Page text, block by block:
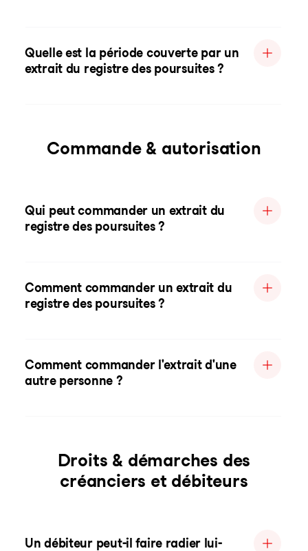
Quelle est la période couverte par un
extrait du registre des poursuites ?
Commande & autorisation
Qui peut commander un extrait du
registre des poursuites ?
Comment commander un extrait du
registre des poursuites ?
Comment commander l'extrait d'une
autre personne ?
Droits & démarches des
créanciers et débiteurs
Un débiteur peut-il faire radier lui-